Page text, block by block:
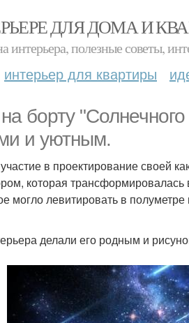
ДЛЯ ДОМА И
интерьера, полезные советы,
интерьер для квартиры
борту
и уютным.
в проектирование своей
которая
могло левитировать в
делали его родным и